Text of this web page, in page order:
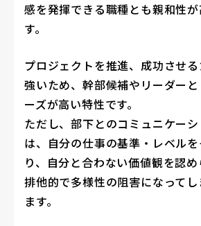
感を発揮できる職種とも親和性
す。
プロジェクトを推進、成功させ
強いため、幹部候補やリーダー
ーズが高い特性です。
ただし、部下とのコミュニケー
は、自分の仕事の基準・レベル
り、自分と合わない価値観を認め
排他的で多様性の阻害になって
ます。